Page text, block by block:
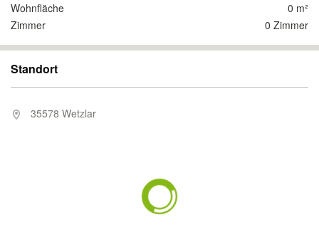
Wohnfläche
0 m²
Zimmer
0 Zimmer
Standort
35578 Wetzlar